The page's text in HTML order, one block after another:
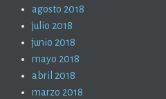
agosto 2018
julio 2018
junio 2018
mayo 2018
abril 2018
marzo 2018